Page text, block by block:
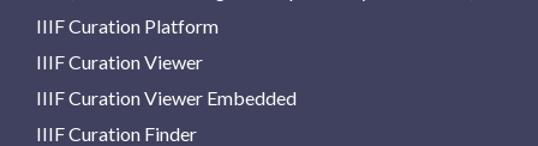
IIIF Curation Platform
IIIF Curation Viewer
IIIF Curation Viewer Embedded
IIIF Curation Finder